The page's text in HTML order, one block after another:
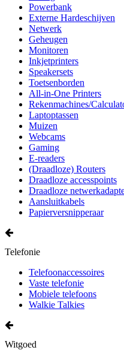
Powerbank
Externe Hardeschijven
Netwerk
Geheugen
Monitoren
Inkjetprinters
Speakersets
Toetsenborden
All-in-One Printers
Rekenmachines/
Laptoptassen
Muizen
Webcams
Gaming
E-readers
(Draadloze) Routers
Draadloze accesspoints
Draadloze
Aansluitkabels
Papierversnipperaar
Telefonie
Telefoonaccessoires
Vaste telefonie
Mobiele telefoons
Walkie Talkies
Witgoed